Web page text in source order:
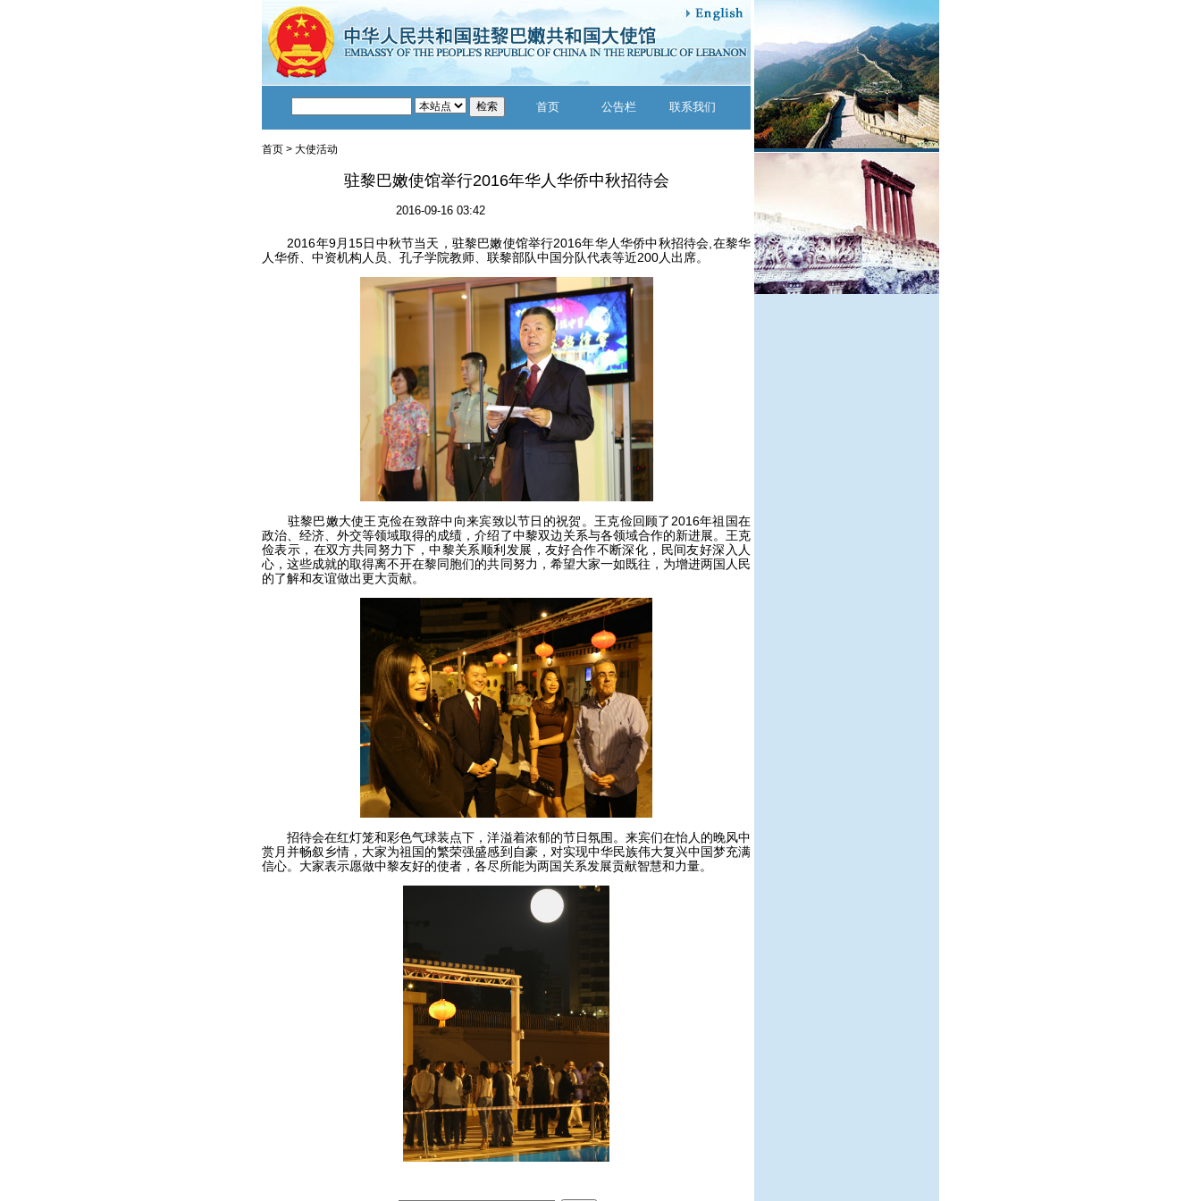
首页 公告栏 联系我们
首页 > 大使活动
驻黎巴嫩使馆举行2016年华人华侨中秋招待会
2016-09-16 03:42
2016年9月15日中秋节当天，驻黎巴嫩使馆举行2016年华人华侨中秋招待会,在黎华
人华侨、中资机构人员、孔子学院教师、联黎部队中国分队代表等近200人出席。
驻黎巴嫩大使王克俭在致辞中向来宾致以节日的祝贺。王克俭回顾了2016年祖国在
政治、经济、外交等领域取得的成绩，介绍了中黎双边关系与各领域合作的新进展。王克
俭表示，在双方共同努力下，中黎关系顺利发展，友好合作不断深化，民间友好深入人
心，这些成就的取得离不开在黎同胞们的共同努力，希望大家一如既往，为增进两国人民
的了解和友谊做出更大贡献。
招待会在红灯笼和彩色气球装点下，洋溢着浓郁的节日氛围。来宾们在怡人的晚风中
赏月并畅叙乡情，大家为祖国的繁荣强盛感到自豪，对实现中华民族伟大复兴中国梦充满
信心。大家表示愿做中黎友好的使者，各尽所能为两国关系发展贡献智慧和力量。